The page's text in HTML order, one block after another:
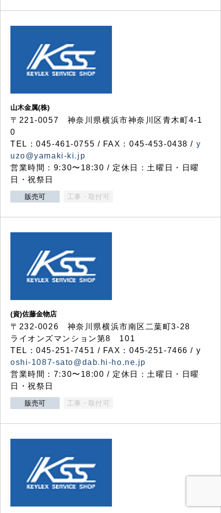
山木金属(株)
〒221-0057 神奈川県横浜市神奈川区青木町4-1
0
TEL：045-461-0755 / FAX：045-453-0438 / y
uzo@yamaki-ki.jp
営業時間：9:30〜18:30 / 定休日：土曜日・日曜
日・祝祭日
販売可 工事・取付可
(資)佐藤金物店
〒232-0026 神奈川県横浜市南区二葉町3-28
ライオンズマンション第8 101
TEL：045-251-7451 / FAX：045-251-7466 / y
oshi-1087-sato@dab.hi-ho.ne.jp
営業時間：7:30〜18:00 / 定休日：土曜日・日曜
日・祝祭日
販売可 工事・取付可